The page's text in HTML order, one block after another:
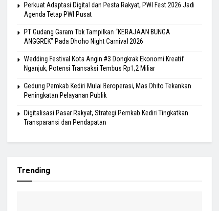
Perkuat Adaptasi Digital dan Pesta Rakyat, PWI Fest 2026 Jadi
Agenda Tetap PWI Pusat
PT Gudang Garam Tbk Tampilkan “KERAJAAN BUNGA
ANGGREK” Pada Dhoho Night Carnival 2026
Wedding Festival Kota Angin #3 Dongkrak Ekonomi Kreatif
Nganjuk, Potensi Transaksi Tembus Rp1,2 Miliar
Gedung Pemkab Kediri Mulai Beroperasi, Mas Dhito Tekankan
Peningkatan Pelayanan Publik
Digitalisasi Pasar Rakyat, Strategi Pemkab Kediri Tingkatkan
Transparansi dan Pendapatan
Trending